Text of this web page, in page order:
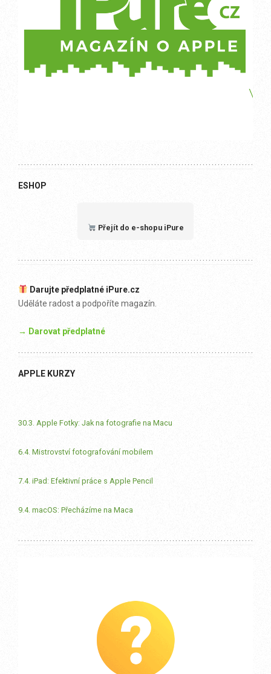
ESHOP
Přejít do e-shopu iPure
Darujte předplatné iPure.cz
Uděláte radost a podpoříte magazín.
→ Darovat předplatné
APPLE KURZY
30.3. Apple Fotky: Jak na fotografie na Macu
6.4. Mistrovství fotografování mobilem
7.4. iPad: Efektivní práce s Apple Pencil
9.4. macOS: Přecházíme na Maca